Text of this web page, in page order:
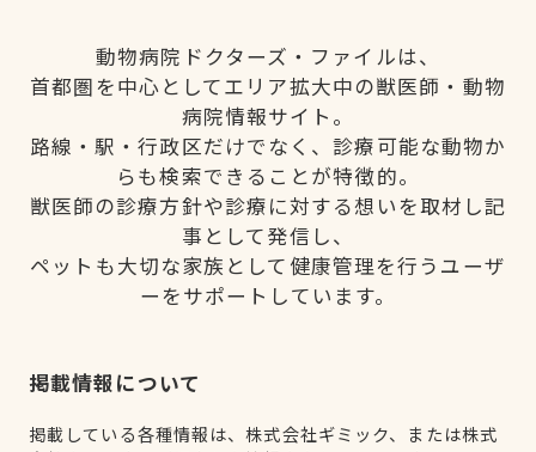
動物病院ドクターズ・ファイルは、
首都圏を中心としてエリア拡大中の獣医師・動物
病院情報サイト。
路線・駅・行政区だけでなく、診療可能な動物か
らも検索できることが特徴的。
獣医師の診療方針や診療に対する想いを取材し記
事として発信し、
ペットも大切な家族として健康管理を行うユーザ
ーをサポートしています。
掲載情報について
掲載している各種情報は、株式会社ギミック、または株式